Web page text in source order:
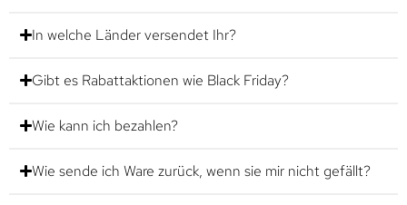
In welche Länder versendet Ihr?
Gibt es Rabattaktionen wie Black Friday?
Wie kann ich bezahlen?
Wie sende ich Ware zurück, wenn sie mir nicht gefällt?